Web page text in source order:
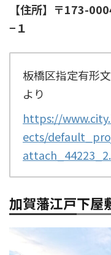
【住所】〒173-
−１
板橋区指定有形
より
https://
ects/
加賀藩江戸下屋